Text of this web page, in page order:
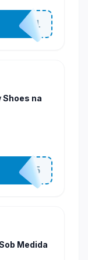
Shoes na
Medida